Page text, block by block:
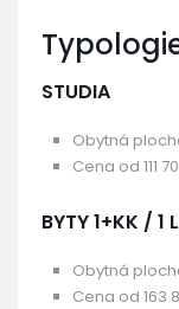
STUDIA
Obytná
Cena od 111
BYTY 1+KK / 1
Obytná
Cena od 163